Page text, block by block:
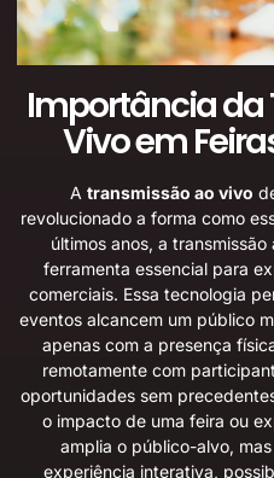
Importância da
Vivo em
A transmissão ao vivo
revolucionado a forma como
últimos anos, a
ferramenta essencial para
comerciais. Essa tecnologia
eventos alcancem um público
apenas com a presença
remotamente com
oportunidades sem
o impacto de uma feira ou
amplia o público-alvo,
experiência interativa,